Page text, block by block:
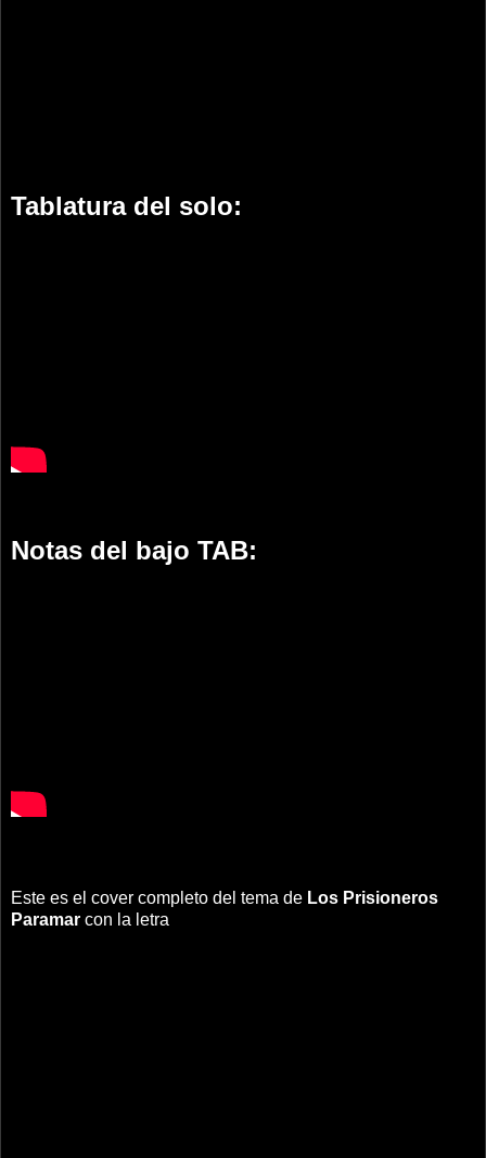
Tablatura del solo:
Notas del bajo TAB:
Este es el cover completo del tema de Los Prisioneros
Paramar con la letra